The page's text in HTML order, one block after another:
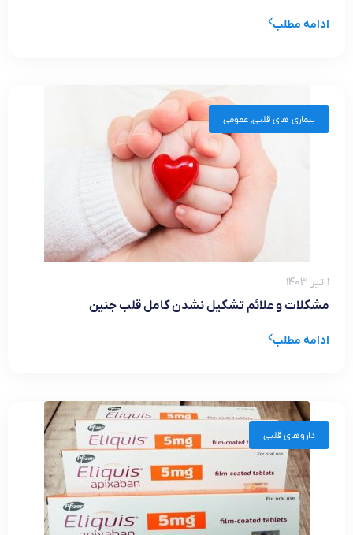
ادامه مطلب
بیماری های قلبی,عمومی
۱ تیر ۱۴۰۳
مشکلات و علائم تشکیل نشدن کامل قلب جنین
ادامه مطلب
داروهای قلبی